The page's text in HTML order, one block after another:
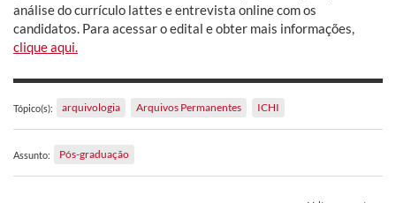
análise do currículo lattes e entrevista online com os
candidatos. Para acessar o edital e obter mais informações,
clique aqui.
Tópico(s): arquivologia Arquivos Permanentes ICHI
Assunto: Pós-graduação